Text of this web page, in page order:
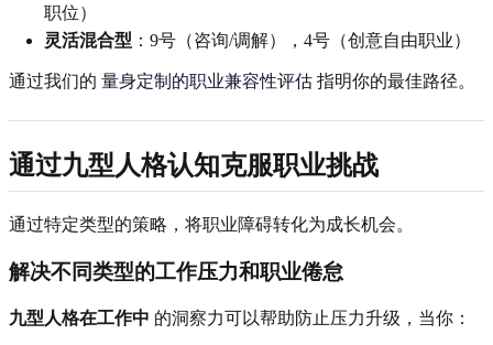
职位）
灵活混合型 ：9号（咨询/调解），4号（创意自由职业）
通过我们的 量身定制的职业兼容性评估 指明你的最佳路径。
通过九型人格认知克服职业挑战
通过特定类型的策略，将职业障碍转化为成长机会。
解决不同类型的工作压力和职业倦怠
九型人格在工作中 的洞察力可以帮助防止压力升级，当你：